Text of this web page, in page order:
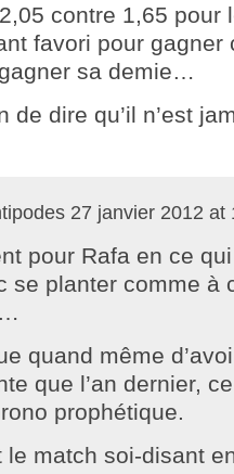
contre 1,65 pour
favori pour gagner
sa demie…
de dire qu’il n’est
27 janvier 2012 at
pour Rafa en ce
se planter comme à
quand même
que l’an dernier,
prophétique.
le match soi-disant